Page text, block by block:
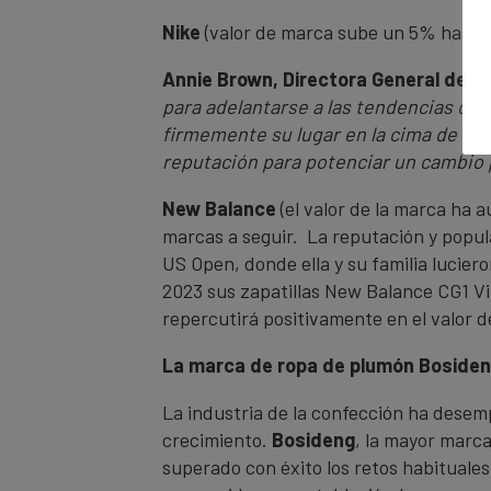
Nike (valor de marca sube un 5%
Annie Brown, Directora General de
para adelantarse a las tendencias
firmemente su lugar en la cima de la
reputación para potenciar un
New Balance (el valor de la marca ha
marcas a seguir. La reputación y
US Open, donde ella y su familia
2023 sus zapatillas New Balance CG1
repercutirá positivamente en el valor
La marca de ropa de plumón
La industria de la confección ha
crecimiento. Bosideng, la mayor
superado con éxito los retos